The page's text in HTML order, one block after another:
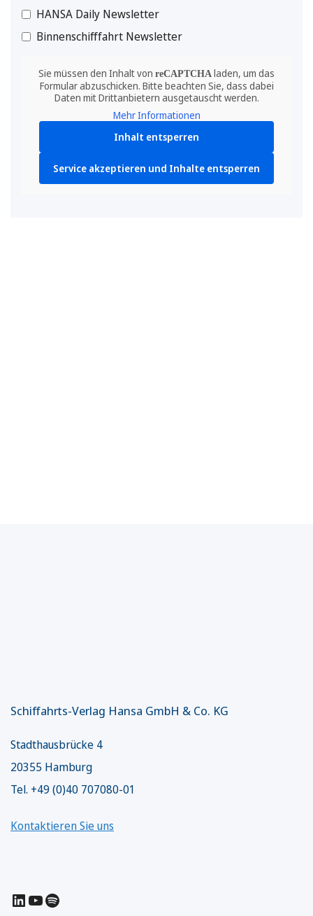
HANSA Daily Newsletter
Binnenschifffahrt Newsletter
Sie müssen den Inhalt von reCAPTCHA laden, um das
Formular abzuschicken. Bitte beachten Sie, dass dabei
Daten mit Drittanbietern ausgetauscht werden.
Mehr Informationen
Inhalt entsperren
Service akzeptieren und Inhalte entsperren
Schiffahrts-Verlag Hansa GmbH & Co. KG
Stadthausbrücke 4
20355 Hamburg
Tel. +49 (0)40 707080-01
Kontaktieren Sie uns
LinkedIn
YouTube
Spotify